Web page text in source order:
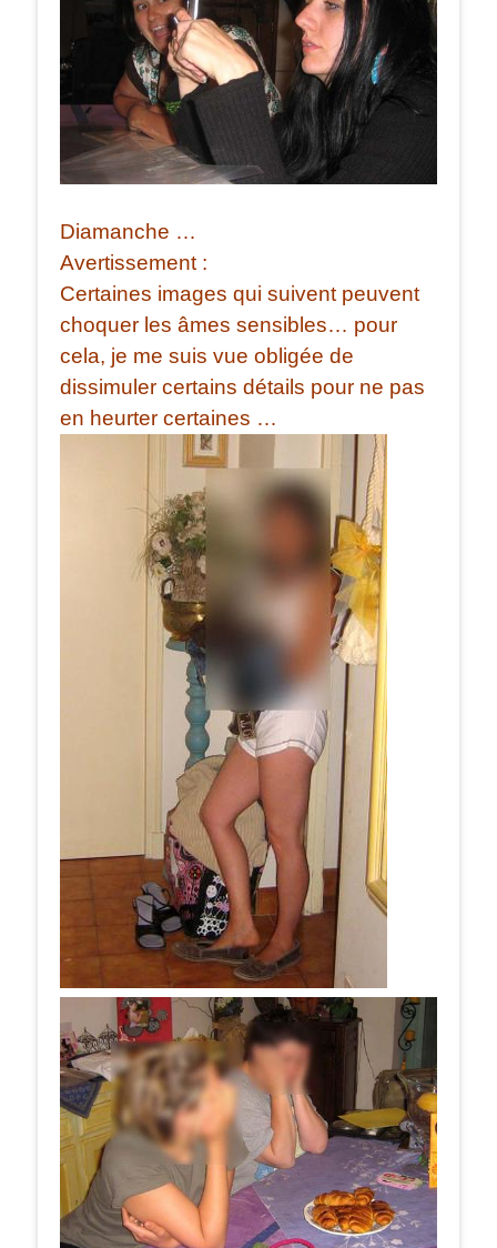
Diamanche …
Avertissement :
Certaines images qui suivent peuvent
choquer les âmes sensibles… pour
cela, je me suis vue obligée de
dissimuler certains détails pour ne pas
en heurter certaines …